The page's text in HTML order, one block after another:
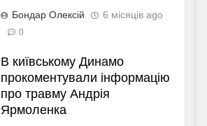
Бондар Олексій 6 місяців ago
0
В київському Динамо
прокоментували інформацію
про травму Андрія
Ярмоленка